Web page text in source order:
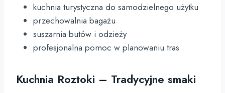
kuchnia turystyczna do samodzielnego użytku
przechowalnia bagażu
suszarnia butów i odzieży
profesjonalna pomoc w planowaniu tras
Kuchnia Roztoki – Tradycyjne smaki